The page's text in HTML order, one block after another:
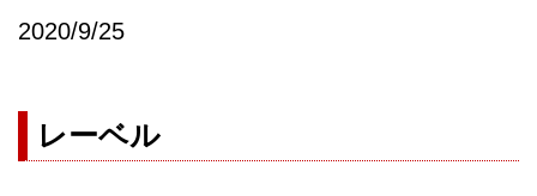
2020/9/25
レーベル